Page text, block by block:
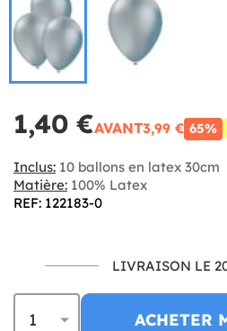
1,40 €AVANT3,99 € 65%
Inclus: 10 ballons en latex 30cm
Matière: 100% Latex
REF: 122183-0
LIVRAISON LE
ACHETER